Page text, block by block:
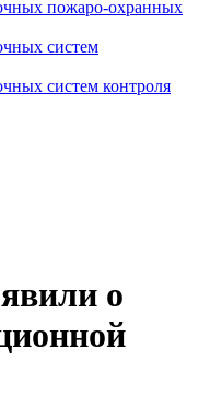
пожаро-охранных
систем
систем контроля
о